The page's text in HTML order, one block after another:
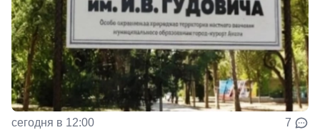
сегодня в 12:00 7